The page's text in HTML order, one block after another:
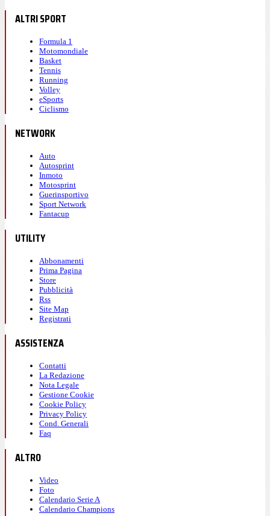
ALTRI SPORT
Formula 1
Motomondiale
Basket
Tennis
Running
Volley
eSports
Ciclismo
NETWORK
Auto
Autosprint
Inmoto
Motosprint
Guerinsportivo
Sport Network
Fantacup
UTILITY
Abbonamenti
Prima Pagina
Store
Pubblicità
Rss
Site Map
Registrati
ASSISTENZA
Contatti
La Redazione
Nota Legale
Gestione Cookie
Cookie Policy
Privacy Policy
Cond. Generali
Faq
ALTRO
Video
Foto
Calendario Serie A
Calendario Champions